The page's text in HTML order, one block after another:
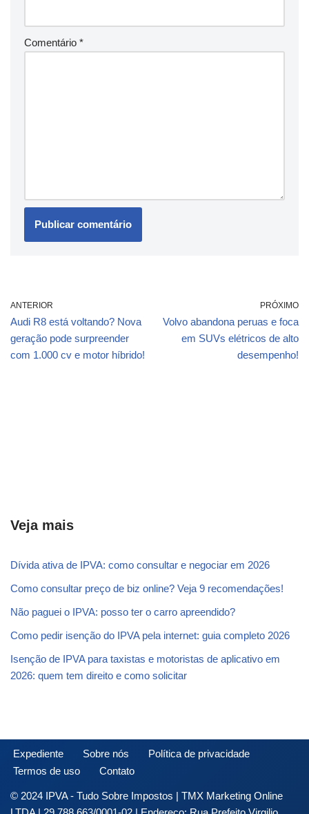
Comentário *
ANTERIOR
Audi R8 está voltando? Nova
geração pode surpreender
com 1.000 cv e motor híbrido!
PRÓXIMO
Volvo abandona peruas e foca
em SUVs elétricos de alto
desempenho!
Veja mais
Dívida ativa de IPVA: como consultar e negociar em 2026
Como consultar preço de biz online? Veja 9 recomendações!
Não paguei o IPVA: posso ter o carro apreendido?
Como pedir isenção do IPVA pela internet: guia completo 2026
Isenção de IPVA para taxistas e motoristas de aplicativo em
2026: quem tem direito e como solicitar
Expediente Sobre nós
Política de privacidade
Termos de uso
Contato
© 2024 IPVA - Tudo Sobre Impostos | TMX Marketing Online